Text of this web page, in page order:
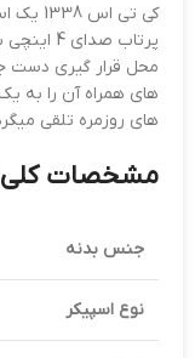
کی تی
پرتاب
محل قرار گیری دست
های همراه آن را به
های روزمره تلقی
مشخصات
جنس بدنه
نوع اسپیکر